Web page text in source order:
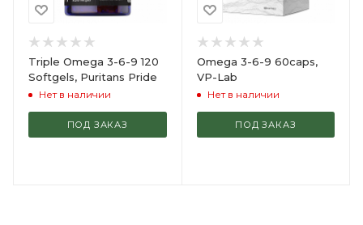
Triple Omega 3-6-9 120
Softgels, Puritans Pride
Нет в наличии
ПОД ЗАКАЗ
Omega 3-6-9 60caps,
VP-Lab
Нет в наличии
ПОД ЗАКАЗ